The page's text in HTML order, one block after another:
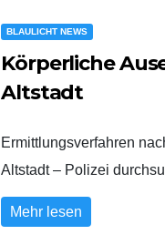
BLAULICHT NEWS
Körperliche
Altstadt
Ermittlungsverfahren
Altstadt – Polizei
Mehr lesen